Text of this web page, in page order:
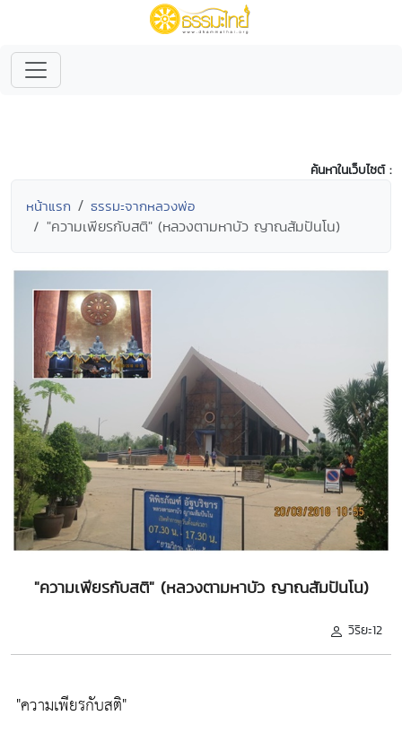
ค้นหาในเว็บไซต์ :
หน้าแรก ธรรมะจากหลวงพ่อ
"ความเพียรกับสติ" (หลวงตามหาบัว ญาณสัมปันโน)
"ความเพียรกับสติ" (หลวงตามหาบัว ญาณสัมปันโน)
วิริยะ12
"ความเพียรกับสติ"